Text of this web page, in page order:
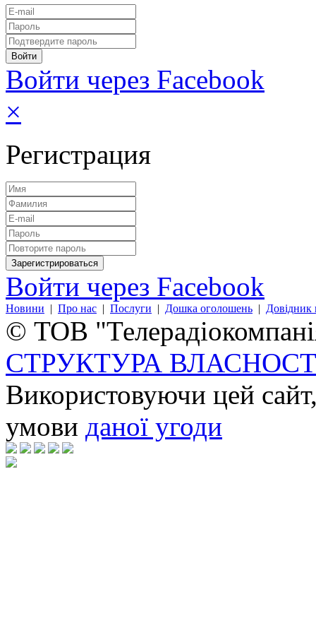
Войти через Facebook
×
Регистрация
Войти через Facebook
Новини | Про нас | Послуги | Дошка оголошень | Довідник
© ТОВ
СТРУКТУРА
Використовуючи цей
умови даної угоди